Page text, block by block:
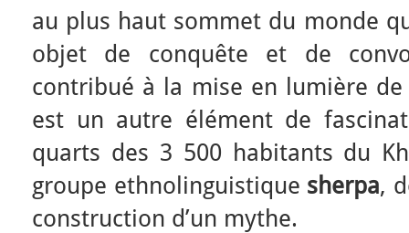
au plus haut sommet du monde
objet de conquête et de
contribué à la mise en lumière
est un autre élément de
quarts des 3 500 habitants du
groupe ethnolinguistique sherpa,
construction d’un mythe.